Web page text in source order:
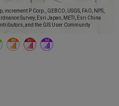
increment P Corp., GEBCO, USGS, FAO, NPS,
Survey, Esri Japan, METI, Esri China
and the GIS User Community